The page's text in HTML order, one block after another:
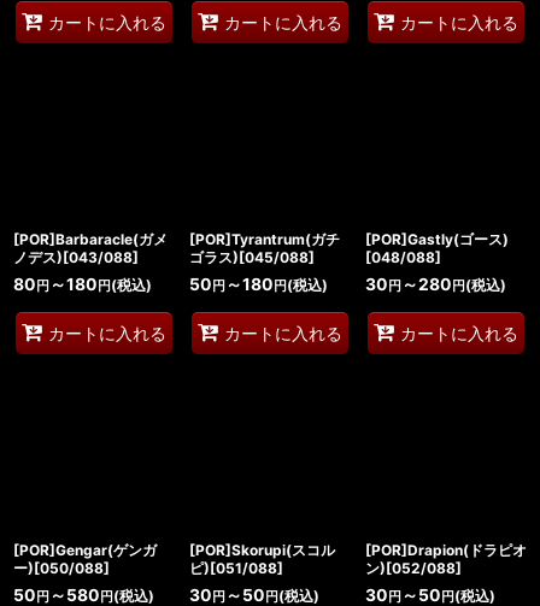
カートに入れる カートに入れる カートに入れる
[POR]Barbaracle(ガメ
ノデス)[043/088]
80 円 ～180 円 (税込)
カートに入れる
[POR]Tyrantrum(ガチ
ゴラス)[045/088]
50 円～180 円(税込)
カートに入れる
[POR]Gastly(ゴース)
[048/088]
30 円～280 円(税込)
カートに入れる
[POR]Gengar(ゲンガ
ー)[050/088]
50 円 ～580 円 (税込)
[POR]Skorupi(スコル
ピ)[051/088]
30 円～50 円(税込)
[POR]Drapion(ドラピオ
ン)[052/088]
30 円～50 円(税込)